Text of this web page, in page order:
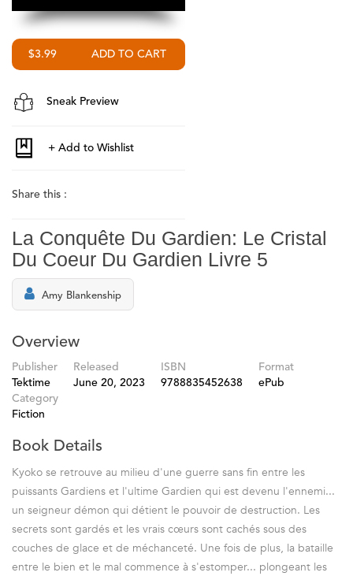
$3.99
Sneak Preview
Share this :
La Conquête Du Gardien: Le Cristal
Du Coeur Du Gardien Livre 5
Amy Blankenship
Overview
Publisher
Tektime
Released
June 20, 2023
ISBN
9788835452638
Format
ePub
Category
Fiction
Book Details
Kyoko se retrouve au milieu d'une guerre sans fin entre les
puissants Gardiens et l'ultime Gardien qui est devenu l'ennemi...
un seigneur démon qui détient le pouvoir de destruction. Les
secrets sont gardés et les vrais cœurs sont cachés sous des
couches de glace et de méchanceté. Une fois de plus, la bataille
entre le bien et le mal commence à s'estomper... plongeant les